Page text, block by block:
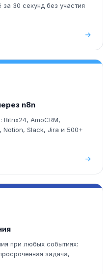
30 секунд без участия
n8n
AmoCRM,
Notion, Slack, Jira и 500+
при любых событиях:
задача,